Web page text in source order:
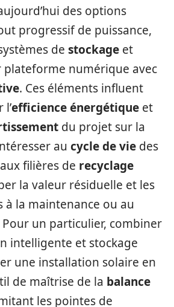
des options
progressif de puissance,
de stockage et
plateforme numérique avec
. Ces éléments influent
efficience énergétique et
du projet sur la
au cycle de vie des
filières de recyclage
la valeur résiduelle et les
à la maintenance ou au
un particulier, combiner
intelligente et stockage
une installation solaire en
de maîtrise de la balance
les pointes de